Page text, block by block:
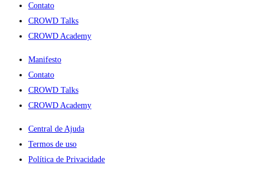
Contato
CROWD Talks
CROWD Academy
Manifesto
Contato
CROWD Talks
CROWD Academy
Central de Ajuda
Termos de uso
Política de Privacidade